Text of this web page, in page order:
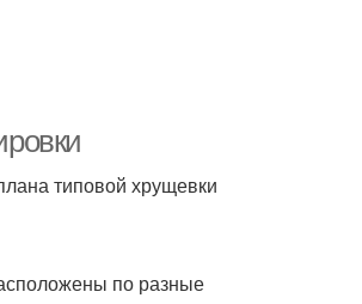
типовой хрущевки
по разные